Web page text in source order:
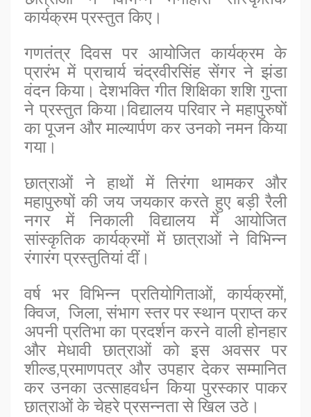
कार्यक्रम प्रस्तुत किए।
गणतंत्र दिवस पर आयोजित कार्यक्रम के
प्रारंभ में प्राचार्य चंद्रवीरसिंह सेंगर ने झंडा
वंदन किया। देशभक्ति गीत शिक्षिका शशि गुप्ता
ने प्रस्तुत किया।विद्यालय परिवार ने महापुरुषों
का पूजन और माल्यार्पण कर उनको नमन किया
गया।
छात्राओं ने हाथों में तिरंगा थामकर और
महापुरुषों की जय जयकार करते हुए बड़ी रैली
नगर में निकाली विद्यालय में आयोजित
सांस्कृतिक कार्यक्रमों में छात्राओं ने विभिन्न
रंगारंग प्रस्तुतियां दीं।
वर्ष भर विभिन्न प्रतियोगिताओं, कार्यक्रमों,
क्विज, जिला, संभाग स्तर पर स्थान प्राप्त कर
अपनी प्रतिभा का प्रदर्शन करने वाली होनहार
और मेधावी छात्राओं को इस अवसर पर
शील्ड,प्रमाणपत्र और उपहार देकर सम्मानित
कर उनका उत्साहवर्धन किया पुरस्कार पाकर
छात्राओं के चेहरे प्रसन्नता से खिल उठे।